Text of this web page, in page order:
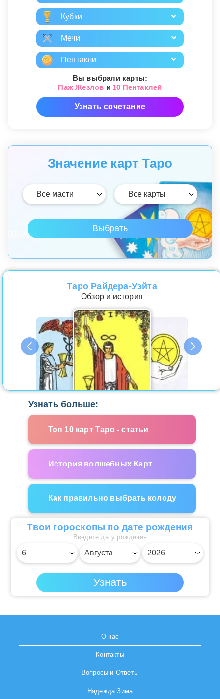
Кубки
Мечи
Пентакли
Вы выбрали карты:
Паж Жезлов и 10 Пентаклей
Узнать сочетание
Значение карт Таро
Таро Райдера-Уэйта
Обзор и история
Узнать больше:
Топ 10 карт Таро - статьи
История волшебных Карт
Как правильно выбрать колоду
Твои гороскопы по дате рождения
Введите дату рождения
О нас
Контакты
Вопросы и Ответы
Надежда Зима